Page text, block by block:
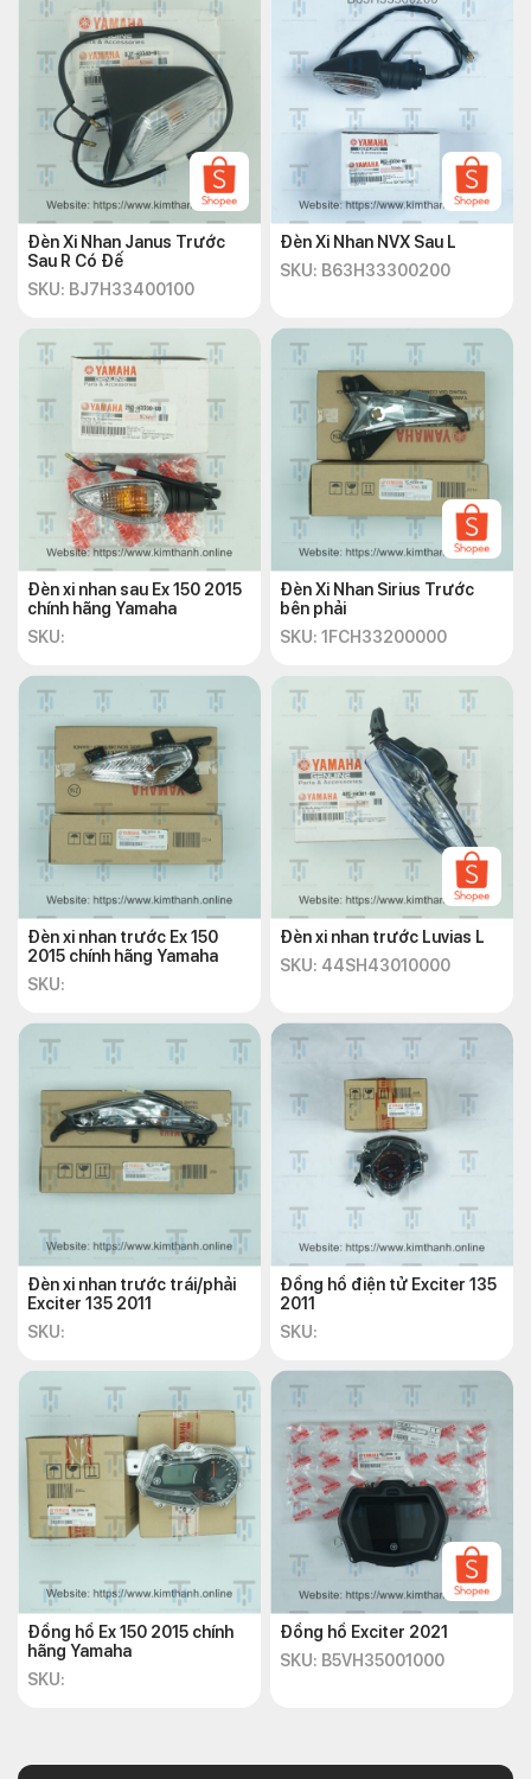
cho chất lượng sản phẩm tốt.
Có nhiều thương hiệu, mẫu mã đa dạng để khách hàng
lựa chọn.
Thường xuyên cung cấp các chương trình khuyến mãi
hấp dẫn cho khách hàng.
Dịch vụ hỗ trợ và chăm sóc khách hàng nhiệt tình, chính
sách hậu mãi tốt.
Nếu quý khách có nhu cầu mua càng sau xe máy Exciter 150
2015, xin vui lòng liên hệ:
Địa chỉ CH:Số 72-74 Phạm Hữu Chí, P.2, Q.5, TP. Hồ Chí
Email: chkimthanh72@gmail.com
Website:https://kimthanh.online/
Trên đây là thông tin về “Cảng sau Exciter 150 2015 chính
hãng, giá tốt” mà chúng tôi muốn gửi đến bạn. Hy vọng bài viết
mang nhiều thông tin hữu ích đến độc giả cũng như gợi ý cho
bạn kinh nghiệm khi lựa chọn cảng sau cho xe máy của mình!
Hãy đến cửa hàng phụ tùng xe Kim Thành ngay hôm nay để
mua Cảng sau Exciter 150 2015 chính hãng với mức giá tốt
nhất nhé!
Đèn Xi Nhan Janus Trước
Sau R Có Đế
SKU: BJ7H33400100
Đèn Xi Nhan NVX Sau L
SKU: B63H33300200
Đèn xi nhan sau Ex 150 2015
chính hãng Yamaha
SKU:
Đèn Xi Nhan Sirius Trước
bên phải
SKU: 1FCH33200000
Đèn xi nhan trước Ex 150
2015 chính hãng Yamaha
SKU:
Đèn xi nhan trước Luvias L
SKU: 44SH43010000
Đèn xi nhan trước trái/phải
Exciter 135 2011
SKU:
Đồng hồ điện tử Exciter 135
2011
SKU:
Đồng hồ Ex 150 2015 chính
hãng Yamaha
SKU:
Đồng hồ Exciter 2021
SKU: B5VH35001000